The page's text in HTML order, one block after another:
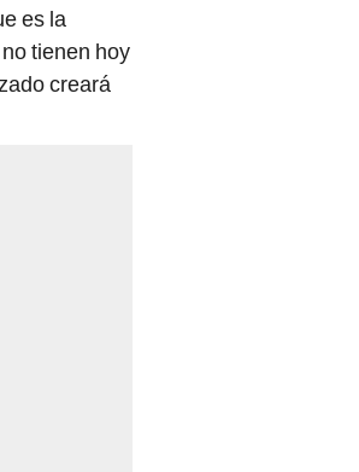
es la
tienen hoy
creará